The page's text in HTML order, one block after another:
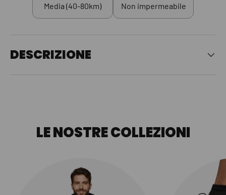
Media (40-80km)
Non impermeabile
DESCRIZIONE
LE NOSTRE COLLEZIONI